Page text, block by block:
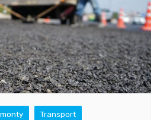
Transport